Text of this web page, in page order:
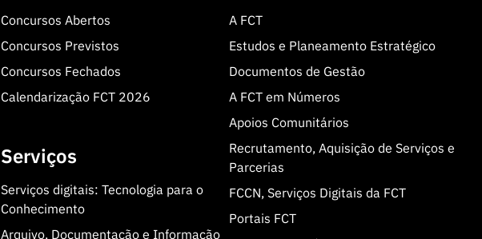
Concursos Abertos
Concursos Previstos
Concursos Fechados
Calendarização FCT 2026
Serviços
Serviços digitais: Tecnologia para o
Conhecimento
Arquivo, Documentação e Informação
A FCT
Estudos e Planeamento Estratégico
Documentos de Gestão
A FCT em Números
Apoios Comunitários
Recrutamento, Aquisição de Serviços e
Parcerias
FCCN, Serviços Digitais da FCT
Portais FCT